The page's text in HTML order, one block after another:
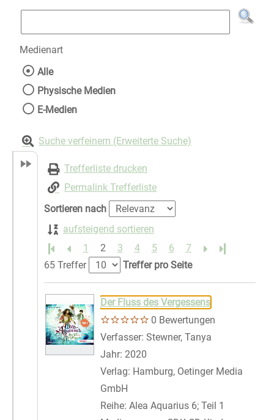
Medienart
Wählen Sie die Medienart nach der Sie
Alle
Physische Medien
E-Medien
Suche verfeinern (Erweiterte Suche)
Trefferliste drucken
Permalink Trefferliste
Sortieren nach
aufsteigend sortieren
1
2 3 4 5 6 7
Letzte Seite
65 Treffer
Treffer pro Seite
Suchergebnis
Zu den Suchfiltern springen
Der Fluss des Vergessens
0 Bewertungen
Verfasser: Stewner, Tanya
Jahr: 2020
Verlag: Hamburg, Oetinger Media
GmbH
Reihe: Alea Aquarius 6; Teil 1